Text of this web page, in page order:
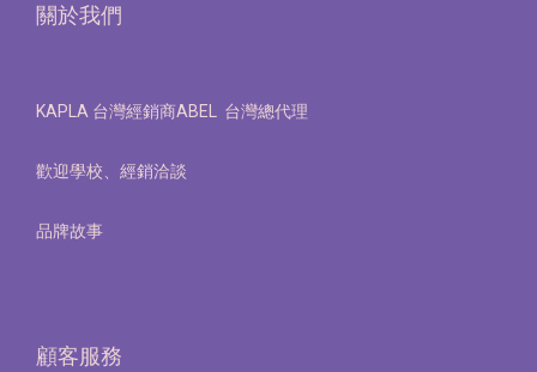
關於我們
KAPLA 台灣經銷商ABEL 台灣總代理
歡迎學校、經銷洽談
品牌故事
顧客服務